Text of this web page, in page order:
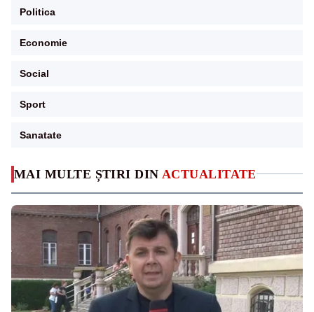
MAI MULTE ȘTIRI DIN ACTUALITATE
Politica
Economie
Social
Sport
Sanatate